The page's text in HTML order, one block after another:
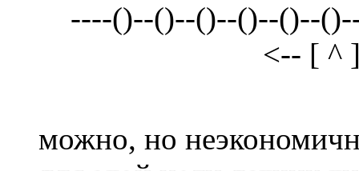
----()--()--()--()--()--
<-- [ ^ ]
можно, но